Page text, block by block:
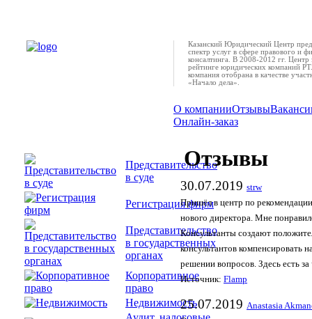
Представительство
в суде
Регистрация фирм
Представительство
в государственных
органах
Корпоративное
право
Недвижимость
Казанский Юридический Центр
спектр услуг в сфере правового и
консалтинга. В 2008-2012 гг. Центр
рейтинге юридических компаний
компания отобрана в качестве
«Начало дела».
О компанииОтзывы
Онлайн-заказ
Отзывы
30.07.2019 strw
Пришёл в центр по
нового директора. Мне
Консультанты создают
консультантов компенсировать
решении вопросов. Здесь есть за
Источник: Flamp
25.07.2019 Anastasia